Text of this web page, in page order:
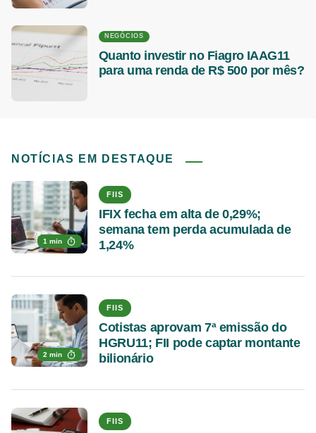
NEGÓCIOS
Quanto investir no Fiagro IAAG11
para uma renda de R$ 500 por mês?
NOTÍCIAS EM DESTAQUE
1 min
FIIS
IFIX fecha em alta de 0,29%;
semana tem perda acumulada de
1,24%
2 min
FIIS
Cotistas aprovam 7ª emissão do
HGRU11; FII pode captar montante
bilionário
FIIS